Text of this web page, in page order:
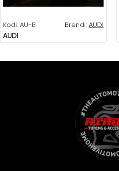
Kodi: AU-B Brendi: AUDI
AUDI